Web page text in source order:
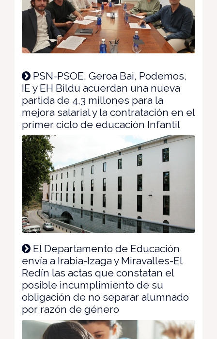
PSN-PSOE, Geroa Bai, Podemos,
IE y EH Bildu acuerdan una nueva
partida de 4,3 millones para la
mejora salarial y la contratación en el
primer ciclo de educación Infantil
El Departamento de Educación
envía a Irabia-Izaga y Miravalles-El
Redín las actas que constatan el
posible incumplimiento de su
obligación de no separar alumnado
por razón de género